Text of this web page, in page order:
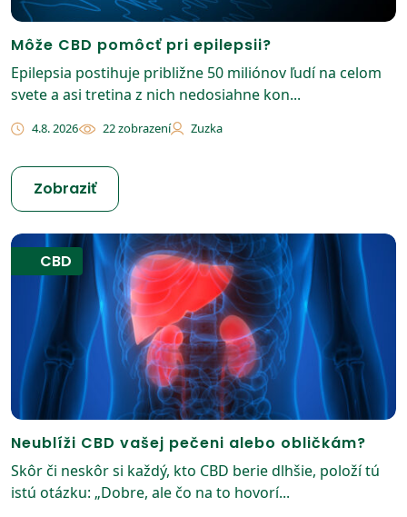
Môže CBD pomôcť pri epilepsii?
Epilepsia postihuje približne 50 miliónov ľudí na celom
svete a asi tretina z nich nedosiahne kon...
4.8. 2026 22 zobrazení Zuzka
Zobraziť
CBD
Neublíži CBD vašej pečeni alebo obličkám?
Skôr či neskôr si každý, kto CBD berie dlhšie, položí tú
istú otázku: „Dobre, ale čo na to hovorí...